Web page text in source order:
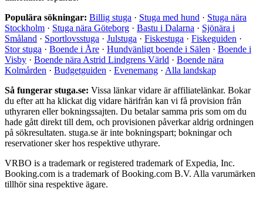
Populära sökningar: Billig stuga · Stuga med hund · Stuga nära
Stockholm · Stuga nära Göteborg · Bastu i Dalarna · Sjönära i
Småland · Sportlovsstuga · Julstuga · Fiskestuga · Fiskeguiden ·
Stor stuga · Boende i Åre · Hundvänligt boende i Sälen · Boende i
Visby · Boende nära Astrid Lindgrens Värld · Boende nära
Kolmården · Budgetguiden · Evenemang · Alla landskap
Så fungerar stuga.se: Vissa länkar vidare är affiliatelänkar. Bokar
du efter att ha klickat dig vidare härifrån kan vi få provision från
uthyraren eller bokningssajten. Du betalar samma pris som om du
hade gått direkt till dem, och provisionen påverkar aldrig ordningen
på sökresultaten. stuga.se är inte bokningspart; bokningar och
reservationer sker hos respektive uthyrare.
VRBO is a trademark or registered trademark of Expedia, Inc.
Booking.com is a trademark of Booking.com B.V. Alla varumärken
tillhör sina respektive ägare.